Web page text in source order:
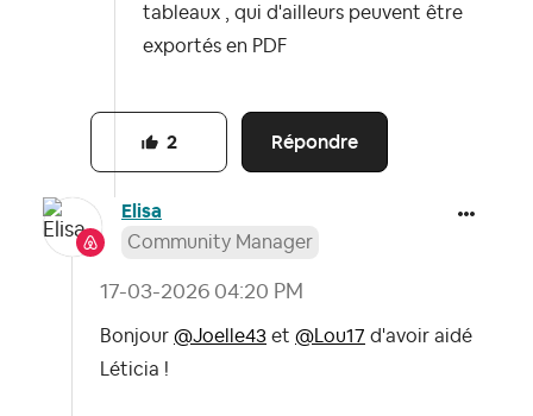
tableaux , qui d'ailleurs peuvent être
exportés en PDF
Répondre
2
Elisa
Community Manager
‎17-03-2026 04:20 PM
Bonjour @Joelle43 et @Lou17 d'avoir aidé
Léticia !